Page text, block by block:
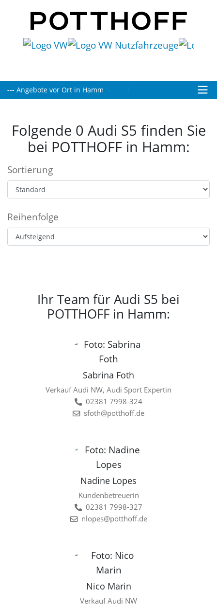
--- Angebote vor Ort in Hamm
Heute bis 16:00 Uhr für Sie geöffnet!
Folgende 0 Audi S5 finden Sie
bei POTTHOFF in Hamm:
Sortierung
Reihenfolge
Ihr Team für Audi S5 bei
POTTHOFF in Hamm:
Sabrina Foth
Verkauf Audi NW, Audi Sport Expertin
02381 7998-324
sfoth@potthoff.de
Nadine Lopes
Kundenbetreuerin
02381 7998-327
nlopes@potthoff.de
Nico Marin
Verkauf Audi NW